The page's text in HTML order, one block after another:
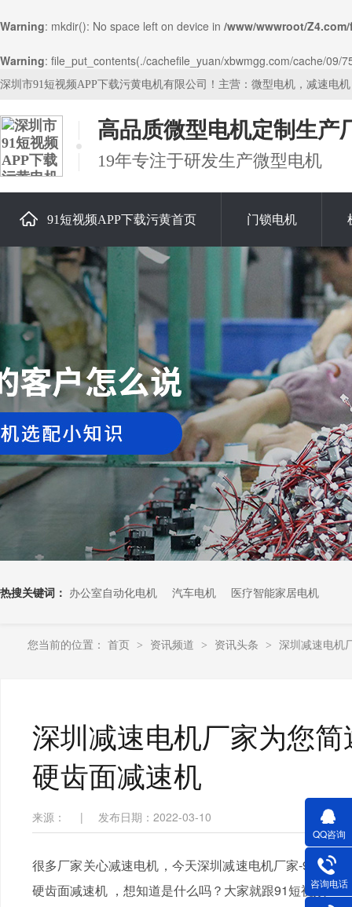
Warning: mkdir(): No space left on device in /www/wwwroot/
Warning: file_put_contents(./cachefile_yuan/xbwmgg.com/cache/
深圳市91短视频APP下载污黄电机有限公司！主营：微型电机，减速电
高品质微型电机定制生产
19年专注于研发生产微型电机
91短视频APP下载污黄首页 门锁电机
关于91短视频APP下载污黄
热搜关键词： 办公室自动化电机 汽车电机 医疗智能家居电机
您当前的位置： 首页 > 资讯频道 > 资讯头条 > 深圳减速电机
深圳减速电机厂家为您
硬齿面减速机
来源： | 发布日期：2022-03-10
很多厂家关心减速电机，今天深圳减速电机厂家-91短
硬齿面减速机 ，想知道是什么吗？大家就跟91短视频
QQ咨询
咨询电话